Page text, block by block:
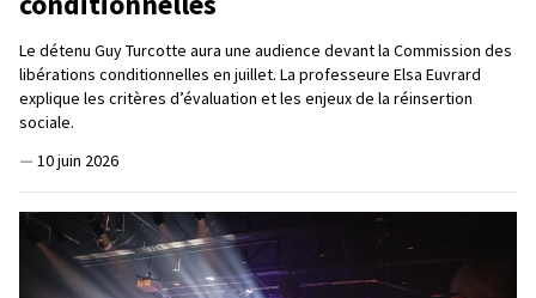
Le détenu Guy Turcotte aura une audience devant la Commission des
libérations conditionnelles en juillet. La professeure Elsa Euvrard
explique les critères d’évaluation et les enjeux de la réinsertion
sociale.
— 10 juin 2026